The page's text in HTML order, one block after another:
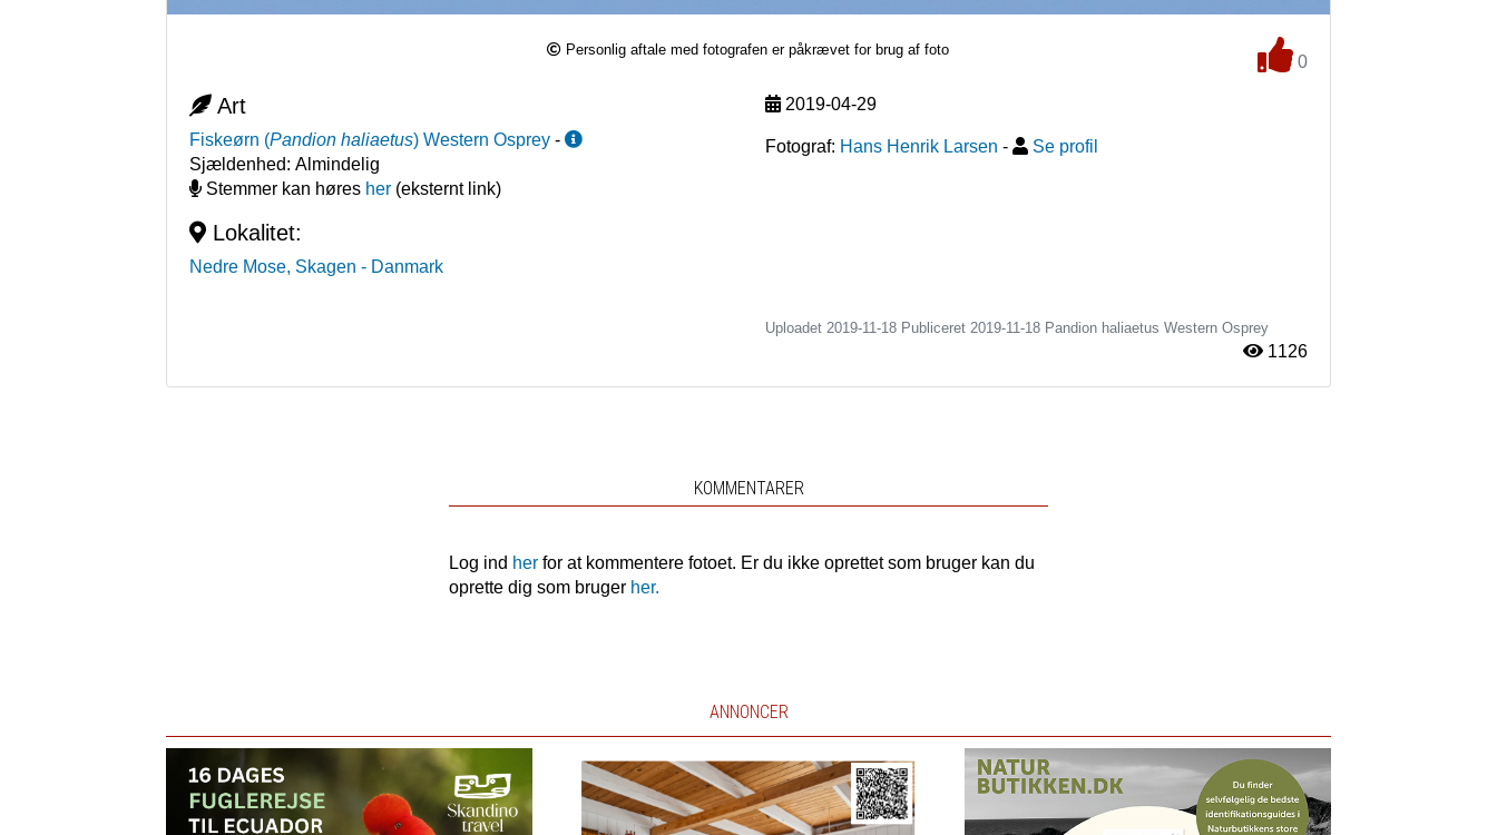
Personlig aftale med fotografen er påkrævet for brug af foto
0
Art
Fiskeørn (Pandion haliaetus)Western Osprey -
Sjældenhed:Almindelig
Stemmer kan høres her (eksternt link)
Lokalitet:
Nedre Mose, Skagen - Danmark
2019-04-29
Fotograf: Hans Henrik Larsen - Se profil
Uploadet 2019-11-18 Publiceret 2019-11-18 Pandion haliaetus Western Osprey
1126
KOMMENTARER
Log ind her for at kommentere fotoet. Er du ikke oprettet som bruger kan du
oprette dig som bruger her.
ANNONCER